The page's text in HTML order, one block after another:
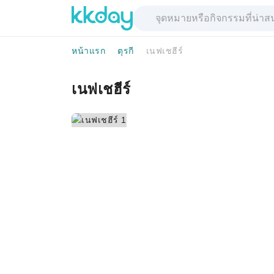
หน้าแรก ตุรกี เนฟเชฮีร์
เนฟเชฮีร์